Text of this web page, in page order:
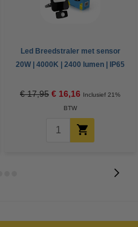
Led Breedstraler met sensor
20W | 4000K | 2400 lumen | IP65
€ 17,95 € 16,16 Inclusief 21%
BTW